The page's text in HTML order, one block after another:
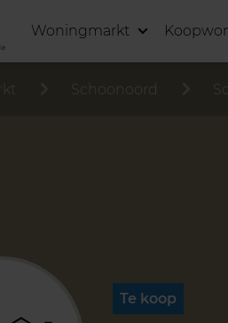
Woningmarkt
Schoonoord
Te koop